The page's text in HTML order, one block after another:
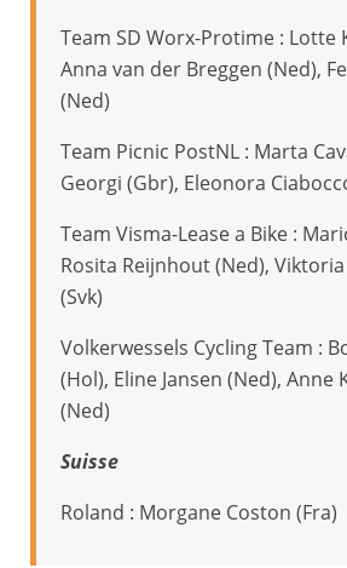
Team SD Worx-Protime : Lotte
Anna van der Breggen (Ned),
(Ned)
Team Picnic PostNL : Marta
Georgi (Gbr), Eleonora
Team Visma-Lease a Bike :
Rosita Reijnhout (Ned),
(Svk)
Volkerwessels Cycling Team :
(Hol), Eline Jansen (Ned), Anne
(Ned)
Suisse
Roland : Morgane Coston (Fra)